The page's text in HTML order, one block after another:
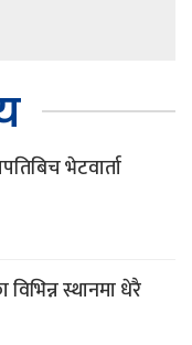
भेटवार्ता
स्थानमा धेरै